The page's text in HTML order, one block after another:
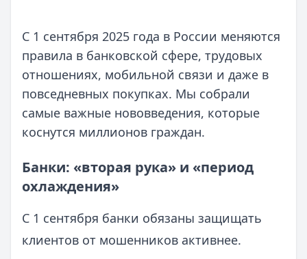
С 1 сентября 2025 года в России меняются
правила в банковской сфере, трудовых
отношениях, мобильной связи и даже в
повседневных покупках. Мы собрали
самые важные нововведения, которые
коснутся миллионов граждан.
Банки: «вторая рука» и «период
охлаждения»
С 1 сентября банки обязаны защищать
клиентов от мошенников активнее.